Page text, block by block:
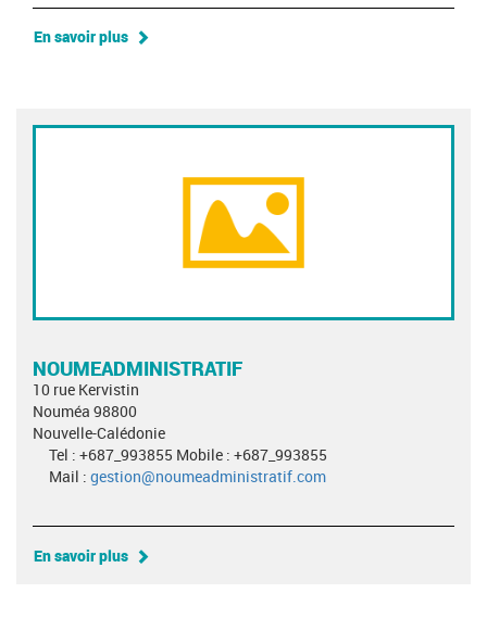
En savoir plus
NOUMEADMINISTRATIF
10 rue Kervistin
Nouméa 98800
Nouvelle-Calédonie
Tel : +687_993855 Mobile : +687_993855
Mail : gestion@noumeadministratif.com
En savoir plus